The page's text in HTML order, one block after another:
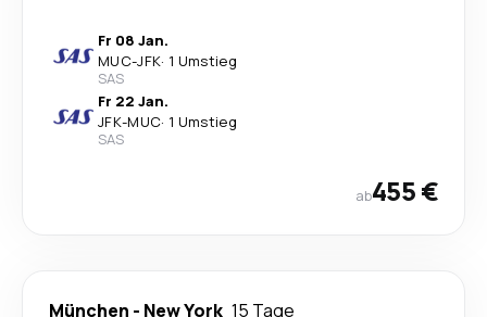
Fr 08 Jan.
MUC-JFK· 1 Umstieg
SAS
Fr 22 Jan.
JFK-MUC· 1 Umstieg
SAS
ab455 €
München - New York 15 Tage